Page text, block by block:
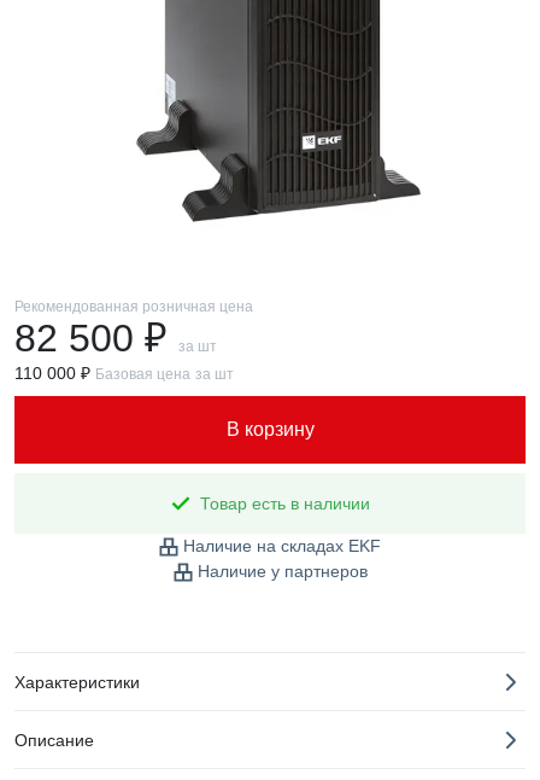
Рекомендованная розничная цена
82 500 ₽ за шт
110 000 ₽ Базовая цена за шт
В корзину
Товар есть в наличии
Наличие на складах EKF
Наличие у партнеров
Характеристики
Описание